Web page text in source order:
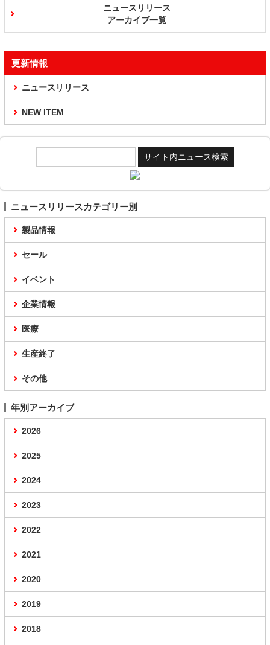
ニュースリリース
アーカイブ一覧
更新情報
ニュースリリース
NEW ITEM
ニュースリリースカテゴリー別
製品情報
セール
イベント
企業情報
医療
生産終了
その他
年別アーカイブ
2026
2025
2024
2023
2022
2021
2020
2019
2018